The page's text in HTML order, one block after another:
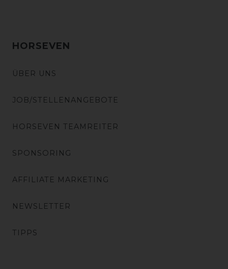
HORSEVEN
ÜBER UNS
JOB/STELLENANGEBOTE
HORSEVEN TEAMREITER
SPONSORING
AFFILIATE MARKETING
NEWSLETTER
TIPPS